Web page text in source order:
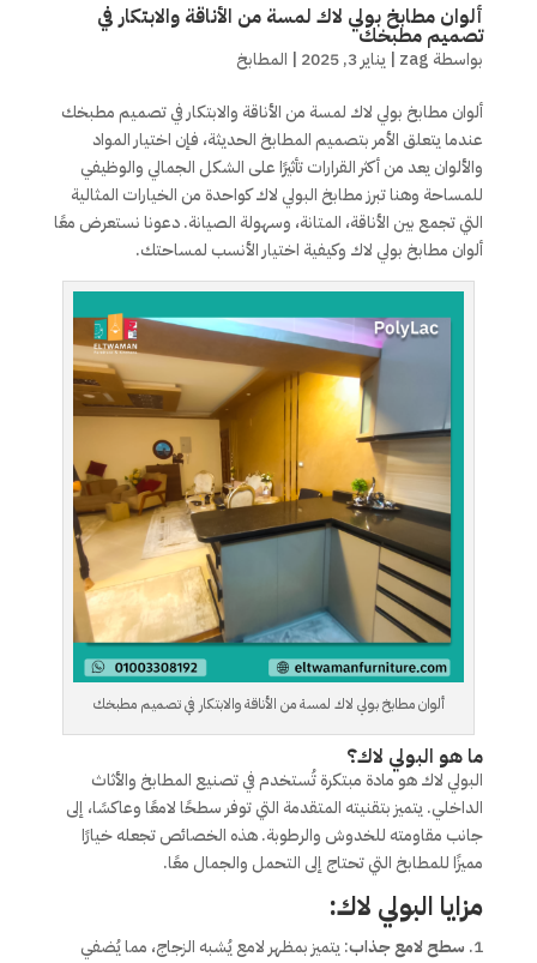
ألوان مطابخ بولي لاك لمسة من الأناقة والابتكار في
تصميم مطبخك
بواسطة zag
| يناير 3, 2025 | المطابخ
ألوان مطابخ بولي لاك لمسة من الأناقة والابتكار في تصميم مطبخك
عندما يتعلق الأمر بتصميم المطابخ الحديثة، فإن اختيار المواد
والألوان يعد من أكثر القرارات تأثيرًا على الشكل الجمالي والوظيفي
للمساحة وهنا تبرز مطابخ البولي لاك كواحدة من الخيارات المثالية
التي تجمع بين الأناقة، المتانة، وسهولة الصيانة. دعونا نستعرض معًا
ألوان مطابخ بولي لاك وكيفية اختيار الأنسب لمساحتك.
ألوان مطابخ بولي لاك لمسة من الأناقة والابتكار في تصميم مطبخك
ما هو البولي لاك؟
البولي لاك هو مادة مبتكرة تُستخدم في تصنيع المطابخ والأثاث
الداخلي. يتميز بتقنيته المتقدمة التي توفر سطحًا لامعًا وعاكسًا، إلى
جانب مقاومته للخدوش والرطوبة. هذه الخصائص تجعله خيارًا
مميزًا للمطابخ التي تحتاج إلى التحمل والجمال معًا.
مزايا البولي لاك:
سطح لامع جذاب: يتميز بمظهر لامع يُشبه الزجاج، مما يُضفي